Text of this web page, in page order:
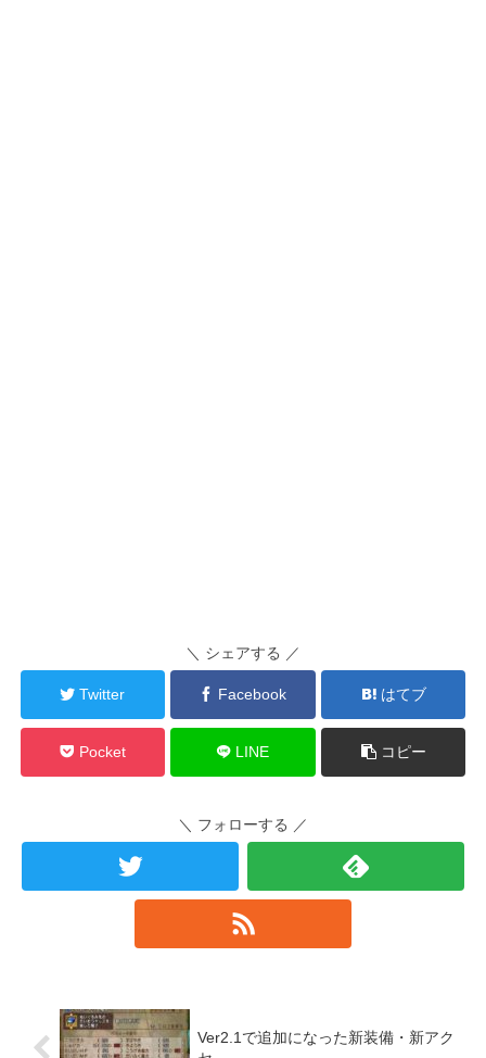
＼ シェアする ／
Twitter Facebook はてブ
Pocket LINE コピー
＼ フォローする ／
Ver2.1で追加になった新装備・新アク